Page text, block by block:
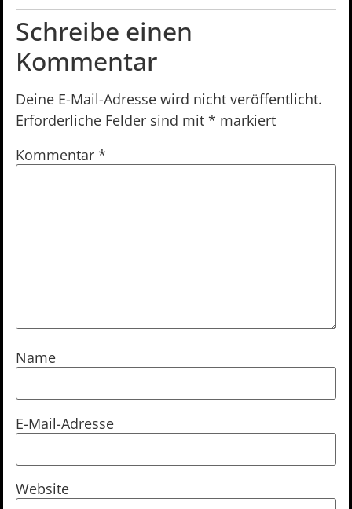
Schreibe einen
Kommentar
Deine E-Mail-Adresse wird nicht veröffentlicht.
Erforderliche Felder sind mit * markiert
Kommentar *
Name
E-Mail-Adresse
Website